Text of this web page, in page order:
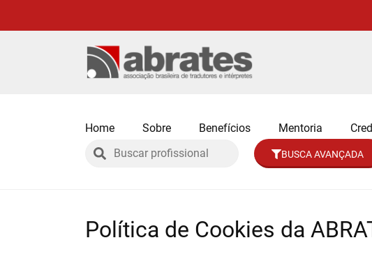
Home Sobre Benefícios Mentoria
BUSCA AVANÇADA
Política de Cookies da